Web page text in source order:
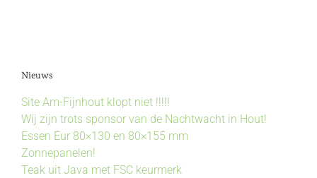
Nieuws
Site Am-Fijnhout klopt niet !!!!!
Wij zijn trots sponsor van de Nachtwacht in Hout!
Essen Eur 80×130 en 80×155 mm
Zonnepanelen!
Teak uit Java met FSC keurmerk